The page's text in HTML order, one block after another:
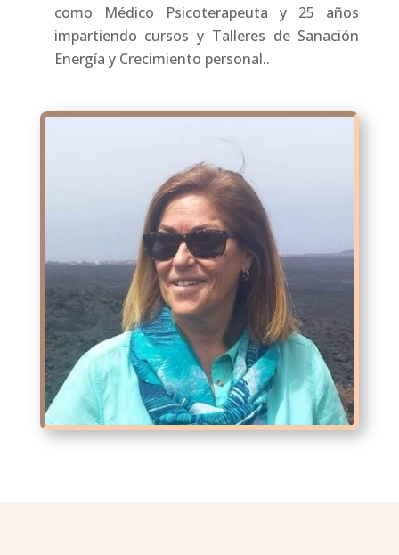
como Médico Psicoterapeuta y 25 años
impartiendo cursos y Talleres de Sanación
Energía y Crecimiento personal..